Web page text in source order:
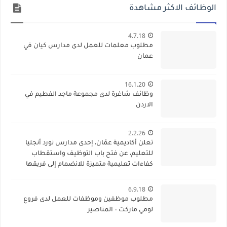
الوظائف الاكثر مشاهدة
4.7.18
مطلوب معلمات للعمل لدى مدارس كيان في
عمان
16.1.20
وظائف شاغرة لدى مجموعة ماجد الفطيم في
الاردن
2.2.26
تعلن أكاديمية عمّان، إحدى مدارس نورد أنجليا
للتعليم، عن فتح باب التوظيف واستقطاب
كفاءات تعليمية متميزة للانضمام إلى فريقها
6.9.18
مطلوب موظفين وموظفات للعمل لدى فروع
لومي ماركت – المناصير